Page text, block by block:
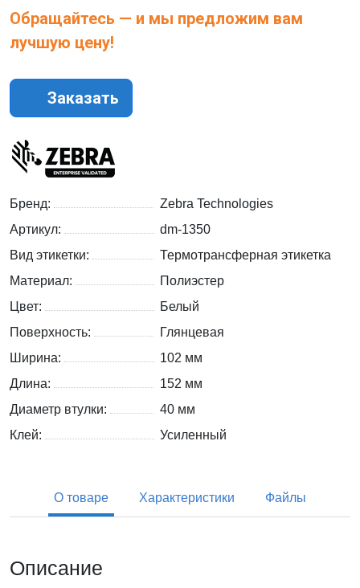
Обращайтесь — и мы предложим вам
лучшую цену!
Заказать
Бренд:
Zebra Technologies
Артикул:
dm-1350
Вид этикетки:
Термотрансферная этикетка
Материал:
Полиэстер
Цвет:
Белый
Поверхность:
Глянцевая
Ширина:
102 мм
Длина:
152 мм
Диаметр втулки:
40 мм
Клей:
Усиленный
О товаре Характеристики Файлы
Описание